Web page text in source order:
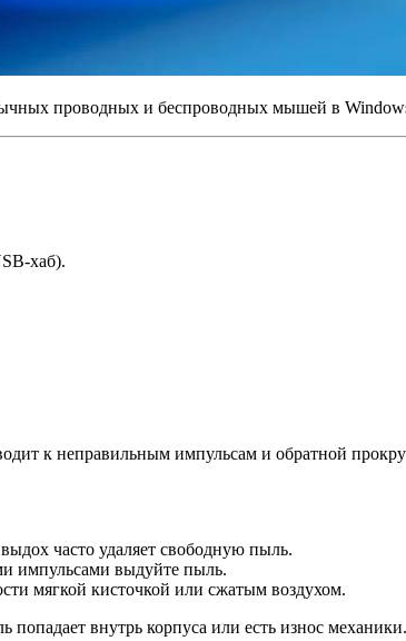
проводных и беспроводных мышей в
к неправильным импульсам и обратной
часто удаляет свободную пыль.
импульсами выдуйте пыль.
мягкой кисточкой или сжатым воздухом.
попадает внутрь корпуса или есть износ механики.